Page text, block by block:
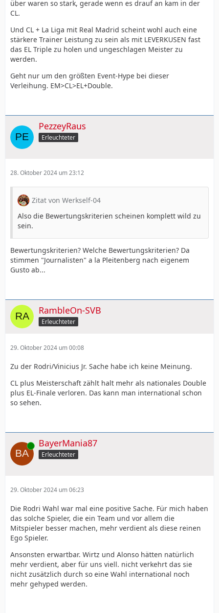
über waren so stark, gerade wenn es drauf an kam in der
CL.
Und CL + La Liga mit Real Madrid scheint wohl auch eine
stärkere Trainer Leistung zu sein als mit LEVERKUSEN fast
das EL Triple zu holen und ungeschlagen Meister zu
werden.
Geht nur um den größten Event-Hype bei dieser
Verleihung. EM>CL>EL+Double.
PezzeyRaus
Erleuchteter
28. Oktober 2024 um 23:12
Zitat von Werkself-04
Also die Bewertungskriterien scheinen komplett wild zu
sein.
Bewertungskriterien? Welche Bewertungskriterien? Da
stimmen "Journalisten" a la Pleitenberg nach eigenem
Gusto ab...
RambleOn-SVB
Erleuchteter
29. Oktober 2024 um 00:08
Zu der Rodri/Vinicius Jr. Sache habe ich keine Meinung.
CL plus Meisterschaft zählt halt mehr als nationales Double
plus EL-Finale verloren. Das kann man international schon
so sehen.
Online BayerMania87
Erleuchteter
29. Oktober 2024 um 06:23
Die Rodri Wahl war mal eine positive Sache. Für mich haben
das solche Spieler, die ein Team und vor allem die
Mitspieler besser machen, mehr verdient als diese reinen
Ego Spieler.
Ansonsten erwartbar. Wirtz und Alonso hätten natürlich
mehr verdient, aber für uns viell. nicht verkehrt das sie
nicht zusätzlich durch so eine Wahl international noch
mehr gehyped werden.